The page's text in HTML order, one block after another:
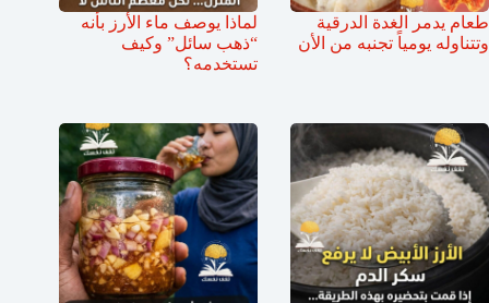
طعام يدمر الغدة الدرقية
وتتناوله يومياً تجنبه من الأن
لماذا يوصف ماء الأرز بأنه
“ذهب سائل” وكيف
تستخدمه؟